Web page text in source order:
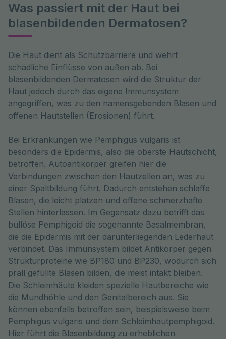
Was passiert mit der Haut bei
blasenbildenden Dermatosen?
Die Haut dient als Schutzbarriere und wehrt
schädliche Einflüsse von außen ab. Bei
blasenbildenden Dermatosen wird die Struktur der
Haut jedoch durch das eigene Immunsystem
angegriffen, was zu den namensgebenden Blasen und
offenen Hautstellen (Erosionen) führt.
Bei Erkrankungen wie Pemphigus vulgaris ist
besonders die Epidermis, also die oberste Hautschicht,
betroffen. Autoantikörper greifen hier die
Verbindungen zwischen den Hautzellen an, was zu
einer Spaltbildung führt. Dadurch entstehen schlaffe
Blasen, die leicht platzen und offene schmerzhafte
Stellen hinterlassen. Im Gegensatz dazu betrifft das
bullöse Pemphigoid die sogenannte Basalmembran,
die die Epidermis mit der darunterliegenden Lederhaut
verbindet. Das Immunsystem bildet Antikörper gegen
Strukturproteine wie BP180 und BP230, wodurch sich
prall gefüllte Blasen bilden, die meist intakt bleiben.
Die Schleimhäute kleiden spezielle Hautbereiche wie
die Mundhöhle und den Genitalbereich aus. Sie
können ebenfalls betroffen sein, beispielsweise beim
Pemphigus vulgaris und dem Schleimhautpemphigoid.
Hier führt die Blasenbildung zu erheblichen